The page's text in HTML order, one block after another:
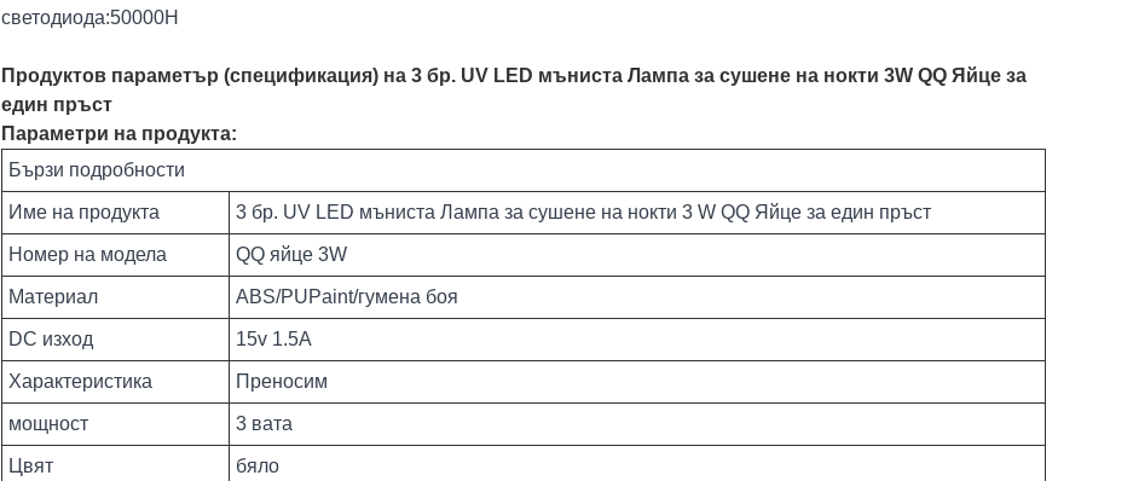
светодиода:50000H
Продуктов параметър (спецификация) на 3 бр. UV LED мъниста Лампа за сушене на нокти 3W QQ Яйце за
един пръст
Параметри на продукта:
Бързи подробности
Име на продукта 3 бр. UV LED мъниста Лампа за сушене на нокти 3 W QQ Яйце за един пръст
Номер на модела QQ яйце 3W
Материал ABS/PUPaint/гумена боя
DC изход 15v 1.5A
Характеристика Преносим
мощност 3 вата
Цвят бяло